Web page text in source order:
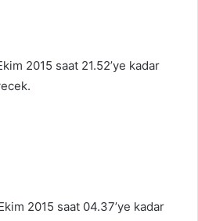
2015 saat 21.52’ye kadar
2015 saat 04.37’ye kadar